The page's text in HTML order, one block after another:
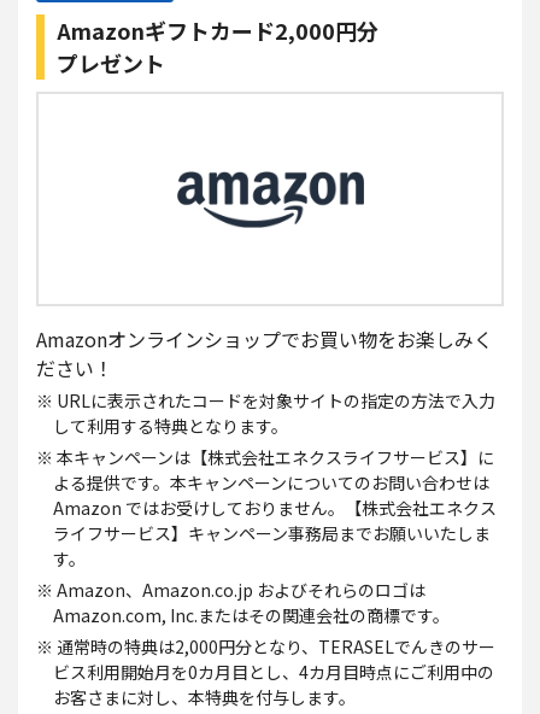
Amazonギフトカード2,000円分
プレゼント
Amazonオンラインショップでお買い物をお楽しみく
ださい！
※ URLに表示されたコードを対象サイトの指定の方法で入力
して利用する特典となります。
※ 本キャンペーンは【株式会社エネクスライフサービス】に
よる提供です。本キャンペーンについてのお問い合わせは
Amazon ではお受けしておりません。【株式会社エネクス
ライフサービス】キャンペーン事務局までお願いいたしま
す。
※ Amazon、Amazon.co.jp およびそれらのロゴは
Amazon.com, Inc.またはその関連会社の商標です。
※ 通常時の特典は2,000円分となり、TERASELでんきのサー
ビス利用開始月を0カ月目とし、4カ月目時点にご利用中の
お客さまに対し、本特典を付与します。